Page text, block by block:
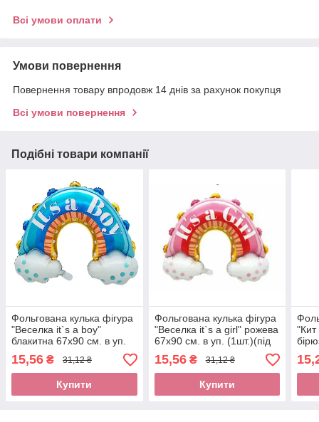
Всі умови оплати
Умови повернення
Повернення товару впродовж 14 днів за рахунок покупця
Всі умови повернення
Подібні товари компанії
Фольгована кулька фігура
"Веселка it`s a boy"
блакитна 67х90 см. в уп.
(1шт.)(під повітря)
15,56 ₴ 31,12 ₴
Купити
Фольгована кулька фігура
"Веселка it`s a girl" рожева
67х90 см. в уп. (1шт.)(під
повітря)
15,56₴ 31,12 ₴
Купити
"Кит